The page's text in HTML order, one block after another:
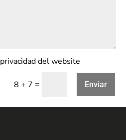
del website
8 + 7 = Enviar